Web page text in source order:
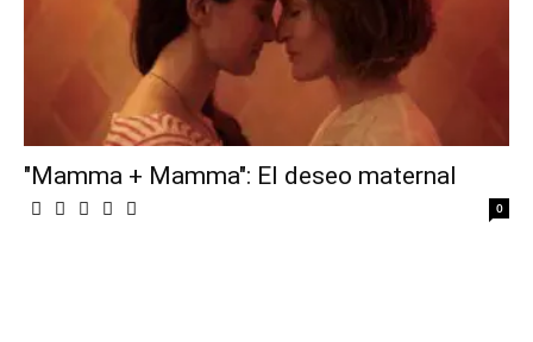
"Mamma + Mamma": El deseo maternal
0